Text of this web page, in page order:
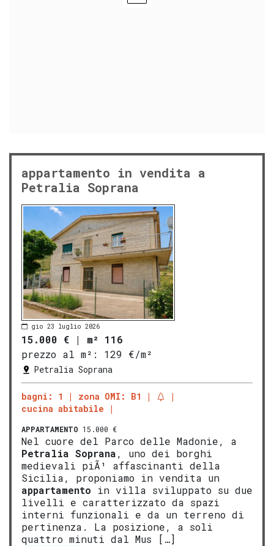
appartamento in vendita a
Petralia Soprana
gio 23 luglio 2026
15.000 € | m² 116
prezzo al m²:
129 €/m²
Petralia Soprana
bagni: 1
zona OMI: B1
cucina abitabile
APPARTAMENTO 15.000 €
Nel cuore del Parco delle Madonie, a
Petralia Soprana, uno dei borghi
medievali piÃ¹ affascinanti della
Sicilia, proponiamo in vendita un
appartamento in villa sviluppato su due
livelli e caratterizzato da spazi
interni funzionali e da un terreno di
pertinenza. La posizione, a soli
quattro minuti dal Mus […]